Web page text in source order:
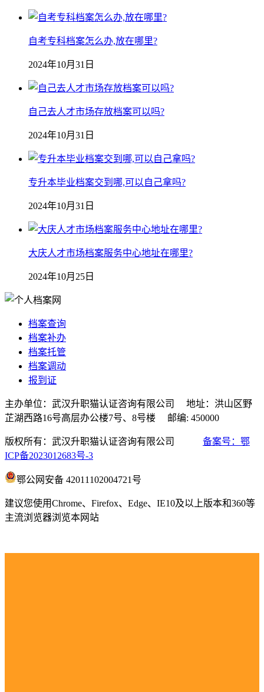
自考专科档案怎么办,放在哪里?
2024年10月31日
自己去人才市场存放档案可以吗?
2024年10月31日
专升本毕业档案交到哪,可以自己拿吗?
2024年10月31日
大庆人才市场档案服务中心地址在哪里?
2024年10月25日
档案查询
档案补办
档案托管
档案调动
报到证
主办单位：武汉升职猫认证咨询有限公司 地址：洪山区野
芷湖西路16号高层办公楼7号、8号楼 邮编: 450000
版权所有：武汉升职猫认证咨询有限公司 备案号：鄂
ICP备2023012683号-3
鄂公网安备 42011102004721号
建议您使用Chrome、Firefox、Edge、IE10及以上版本和360等
主流浏览器浏览本网站